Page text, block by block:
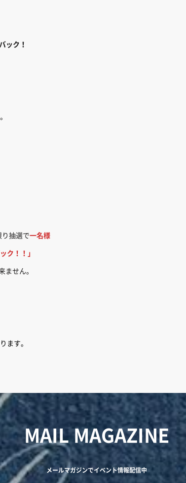
ック！
り抽選で一名様
ク！！」
ません。
ます。
MAIL MAGAZINE
メールマガジンでイベント情報配信中